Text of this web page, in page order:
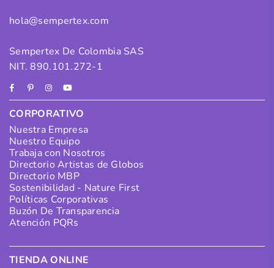
hola@sempertex.com
Sempertex De Colombia SAS
NIT. 890.101.272-1
FacebookPinterestInstagram
YouTube
CORPORATIVO
Nuestra Empresa
Nuestro Equipo
Trabaja con Nosotros
Directorio Artistas de Globos
Directorio MBP
Sostenibilidad - Nature First
Políticas Corporativas
Buzón De Transparencia
Atención PQRs
TIENDA ONLINE